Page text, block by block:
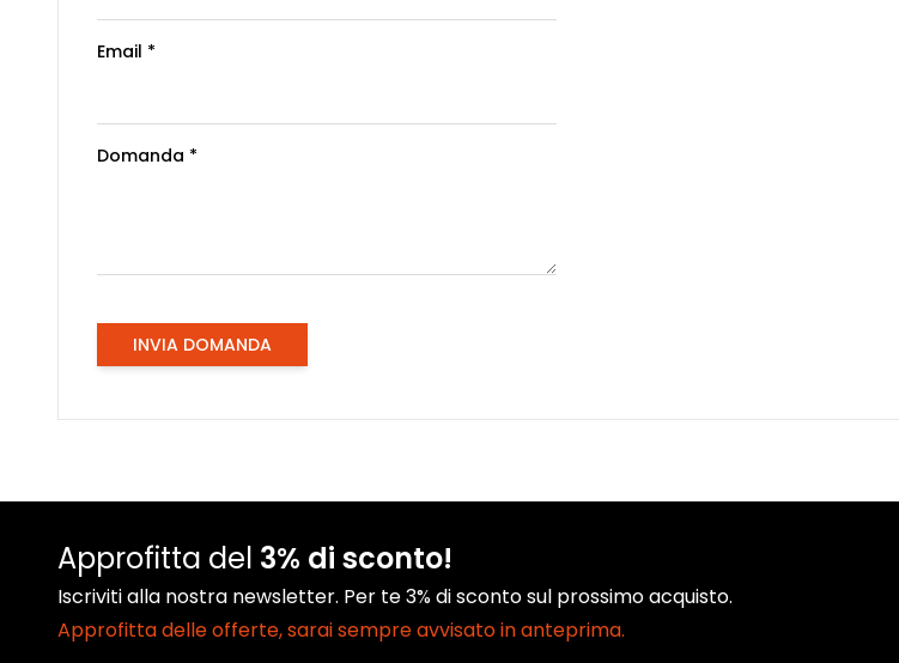
Email *
Domanda *
INVIA DOMANDA
Approfitta del 3% di sconto!
Iscriviti alla nostra newsletter. Per te 3% di sconto sul prossimo acquisto.
Approfitta delle offerte, sarai sempre avvisato in anteprima.